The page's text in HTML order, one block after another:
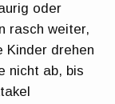
oder
rasch weiter,
Kinder drehen
nicht ab, bis